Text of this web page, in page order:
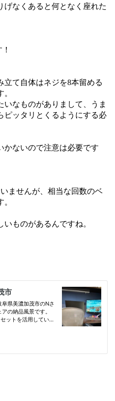
げなくあると何となく座れた
立て自体はネジを8本留める
なものがありまして、うま
ピッタリとくるようにする必
かないので注意は必要です
ませんが、相当な回数のベ
ものがあるんですね。